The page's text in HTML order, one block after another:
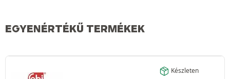
EGYENÉRTÉKŰ TERMÉKEK
Készleten